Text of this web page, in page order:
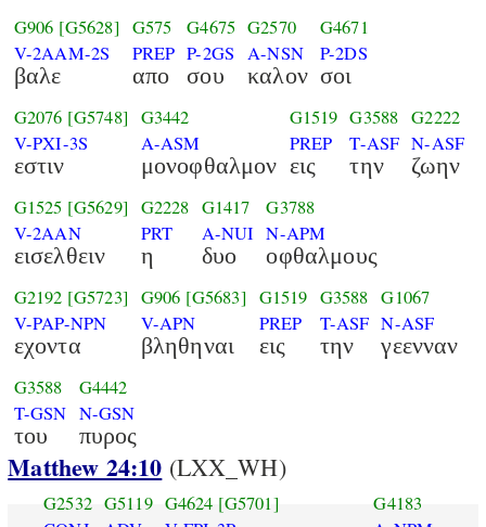
G906 [G5628]
V-2AAM-2S
βαλε
G575
PREP
απο
G4675
P-2GS
σου
G2570
A-NSN
καλον
G4671
P-2DS
σοι
G2076 [G5748]
V-PXI-3S
εστιν
G3442
A-ASM
μονοφθαλμον
G1519
PREP
εις
G3588
T-ASF
την
G2222
N-ASF
ζωην
G1525 [G5629]
V-2AAN
εισελθειν
G2228
PRT
η
G1417
A-NUI
δυο
G3788
N-APM
οφθαλμους
G2192 [G5723]
V-PAP-NPN
εχοντα
G906 [G5683]
V-APN
βληθηναι
G1519
PREP
εις
G3588
T-ASF
την
G1067
N-ASF
γεενναν
G3588
T-GSN
του
G4442
N-GSN
πυρος
Matthew 24:10 (LXX_WH)
G2532 G5119 G4624 [G5701]
G4183